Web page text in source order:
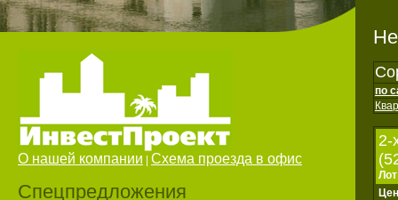
О нашей компании Схема проезда в офис
Спецпредложения
по
2-